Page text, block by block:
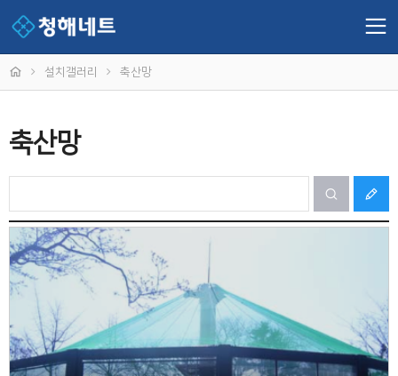
설치갤러리 축산망
축산망